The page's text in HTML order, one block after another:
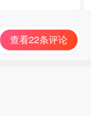
查看22条评论